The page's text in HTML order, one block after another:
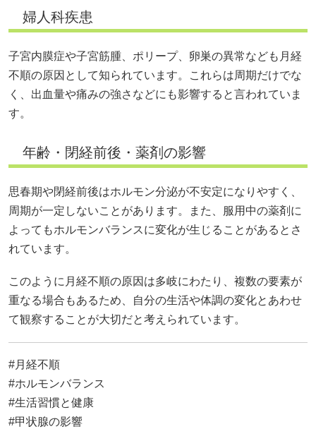
婦人科疾患
子宮内膜症や子宮筋腫、ポリープ、卵巣の異常なども月経
不順の原因として知られています。これらは周期だけでな
く、出血量や痛みの強さなどにも影響すると言われていま
す。
年齢・閉経前後・薬剤の影響
思春期や閉経前後はホルモン分泌が不安定になりやすく、
周期が一定しないことがあります。また、服用中の薬剤に
よってもホルモンバランスに変化が生じることがあるとさ
れています。
このように月経不順の原因は多岐にわたり、複数の要素が
重なる場合もあるため、自分の生活や体調の変化とあわせ
て観察することが大切だと考えられています。
#月経不順
#ホルモンバランス
#生活習慣と健康
#甲状腺の影響